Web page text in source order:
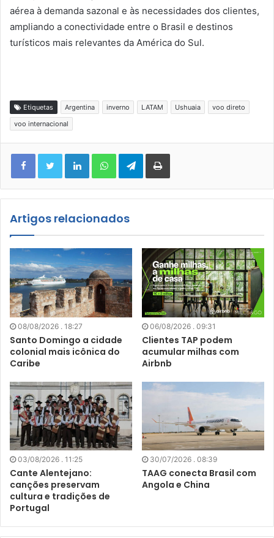
aérea à demanda sazonal e às necessidades dos clientes,
ampliando a conectividade entre o Brasil e destinos
turísticos mais relevantes da América do Sul.
Etiquetas Argentina inverno LATAM Ushuaia
voo direto
voo internacional
FacebookTwitterLinkedinWhatsAppTelegramImprimir
Artigos relacionados
08/08/2026 . 18:27
Santo Domingo a cidade
colonial mais icônica do
Caribe
06/08/2026 . 09:31
Clientes TAP podem
acumular milhas com
Airbnb
03/08/2026 . 11:25
Cante Alentejano:
canções preservam
cultura e tradições de
Portugal
30/07/2026 . 08:39
TAAG conecta Brasil com
Angola e China